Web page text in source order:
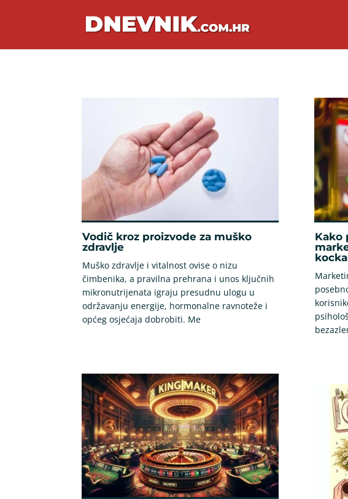
Vodič kroz proizvode za muško
zdravlje
Muško zdravlje i vitalnost ovise o nizu
čimbenika, a pravilna prehrana i unos ključnih
mikronutrijenata igraju presudnu ulogu u
održavanju energije, hormonalne ravnoteže i
općeg osjećaja dobrobiti. Me
Kako